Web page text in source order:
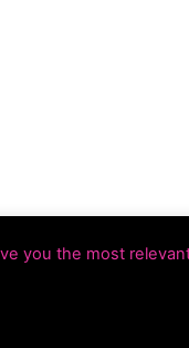
you the most